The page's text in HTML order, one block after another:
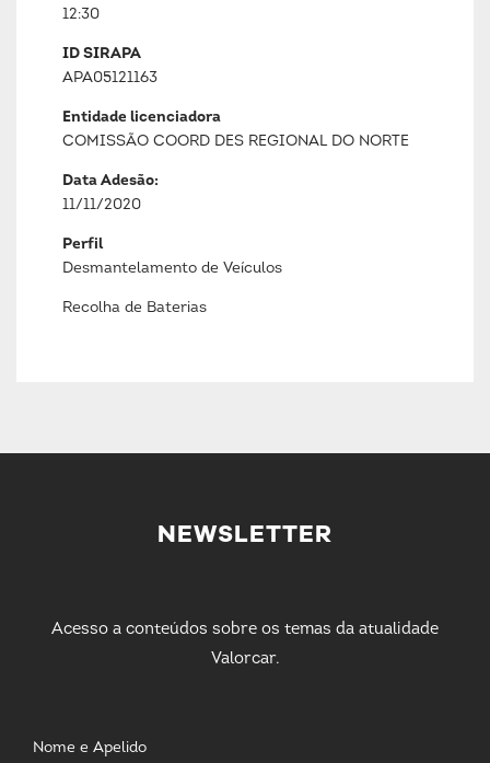
12:30
ID SIRAPA
APA05121163
Entidade licenciadora
COMISSÃO COORD DES REGIONAL DO NORTE
Data Adesão:
11/11/2020
Perfil
Desmantelamento de Veículos
Recolha de Baterias
NEWSLETTER
Acesso a conteúdos sobre os temas da atualidade
Valorcar.